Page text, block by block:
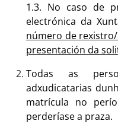
1.3. No caso de
electrónica da
número de
presentación da
Todas as
adxudicatarias
matrícula no
perderíase a praza.